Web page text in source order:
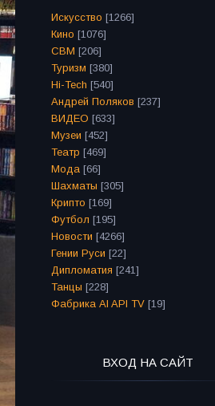
Искусство [1266]
Кино [1076]
СВМ [206]
Туризм [380]
Hi-Tech [540]
Андрей Поляков [237]
ВИДЕО [633]
Музеи [452]
Театр [469]
Мода [66]
Шахматы [305]
Крипто [169]
Футбол [195]
Новости [4266]
Гении Руси [22]
Дипломатия [241]
Танцы [228]
Фабрика AI API TV [19]
ВХОД НА САЙТ